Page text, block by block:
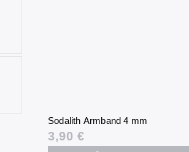
Sodalith Armband 4 mm
3,90 €